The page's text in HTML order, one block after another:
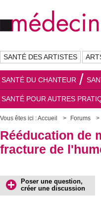
SANTÉ DES ARTISTES
SANTÉ DU CHANTEUR
SANTÉ POUR AUTRES
Vous êtes ici :Accueil Forums
Rééducation de
fracture de
Poser une question,
créer une discussion